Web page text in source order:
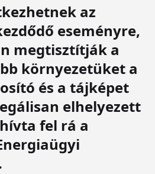
az
eseményre,
megtisztítják a
környezetüket a
és a tájképet
elhelyezett
fel rá a